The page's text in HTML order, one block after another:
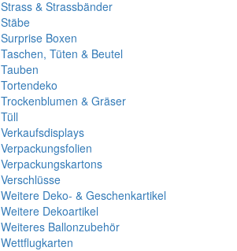
Strass & Strassbänder
Stäbe
Surprise Boxen
Taschen, Tüten & Beutel
Tauben
Tortendeko
Trockenblumen & Gräser
Tüll
Verkaufsdisplays
Verpackungsfolien
Verpackungskartons
Verschlüsse
Weitere Deko- & Geschenkartikel
Weitere Dekoartikel
Weiteres Ballonzubehör
Wettflugkarten